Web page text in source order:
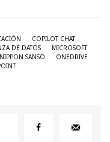
COPILOT CHAT
DE DATOS
MICROSOFT
NIPPON SANSO
ONEDRIVE